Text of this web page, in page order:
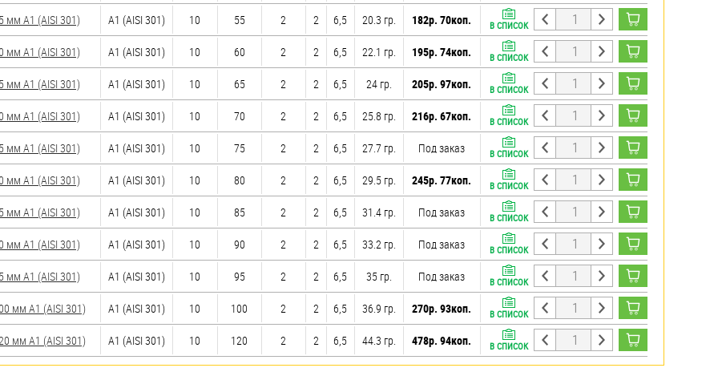
мм А1 (AISI 301) А1 (AISI 301) 10 55 2 2 6,5 20.3 гр. 182р. 70коп. В СПИСОК
мм А1 (AISI 301) А1 (AISI 301) 10 60 2 2 6,5 22.1 гр. 195р. 74коп. В СПИСОК
мм А1 (AISI 301) А1 (AISI 301) 10 65 2 2 6,5 24 гр. 205р. 97коп. В СПИСОК
мм А1 (AISI 301) А1 (AISI 301) 10 70 2 2 6,5 25.8 гр. 216р. 67коп. В СПИСОК
мм А1 (AISI 301) А1 (AISI 301) 10 75 2 2 6,5 27.7 гр. Под заказ В СПИСОК
мм А1 (AISI 301) А1 (AISI 301) 10 80 2 2 6,5 29.5 гр. 245р. 77коп. В СПИСОК
мм А1 (AISI 301) А1 (AISI 301) 10 85 2 2 6,5 31.4 гр. Под заказ В СПИСОК
мм А1 (AISI 301) А1 (AISI 301) 10 90 2 2 6,5 33.2 гр. Под заказ В СПИСОК
мм А1 (AISI 301) А1 (AISI 301) 10 95 2 2 6,5 35 гр. Под заказ В СПИСОК
мм А1 (AISI 301) А1 (AISI 301) 10 100 2 2 6,5 36.9 гр. 270р. 93коп. В СПИСОК
мм А1 (AISI 301) А1 (AISI 301) 10 120 2 2 6,5 44.3 гр. 478р. 94коп. В СПИСОК